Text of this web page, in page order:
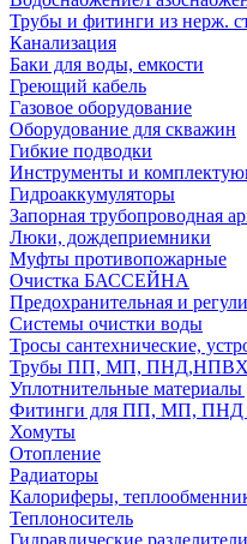
Трубы и фитинги из нерж.
Канализация
Баки для воды, емкости
Греющий кабель
Газовое оборудование
Оборудование для скважин
Гибкие подводки
Инструменты и
Гидроаккумуляторы
Запорная трубопроводная
Люки, дождеприемники
Муфты противопожарные
Очистка БАССЕЙНА
Предохранительная и
Системы очистки воды
Тросы сантехнические,
Трубы ПП, МП, ПНД,НПВХ
Уплотнительные материалы
Фитинги для ПП, МП, ПНД
Хомуты
Отопление
Радиаторы
Калориферы,
Теплоноситель
Гидравлические разделители